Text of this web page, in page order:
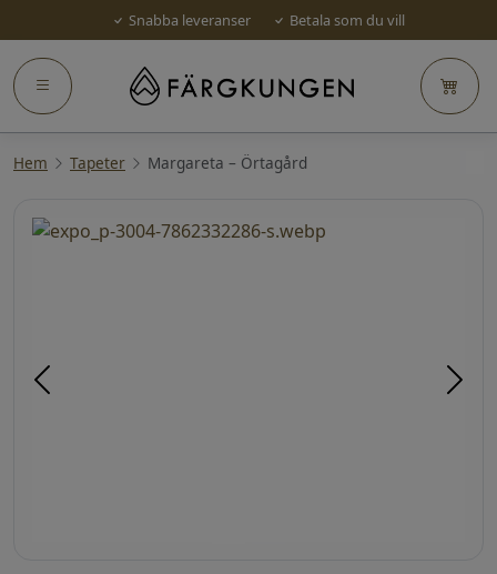
Snabba leveranser Betala som du vill
Hem Tapeter Margareta – Örtagård
Föregående